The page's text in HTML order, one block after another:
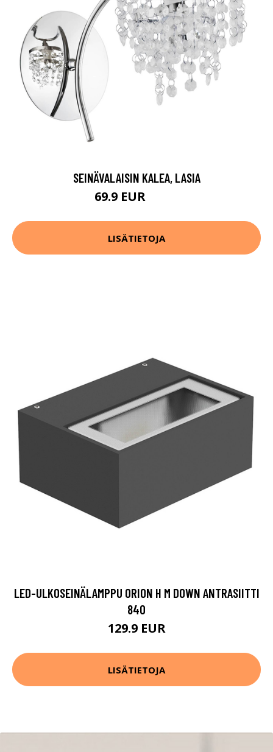
SEINÄVALAISIN KALEA, LASIA
69.9 EUR
LISÄTIETOJA
LED-ULKOSEINÄLAMPPU ORION H M DOWN ANTRASIITTI
840
129.9 EUR
LISÄTIETOJA